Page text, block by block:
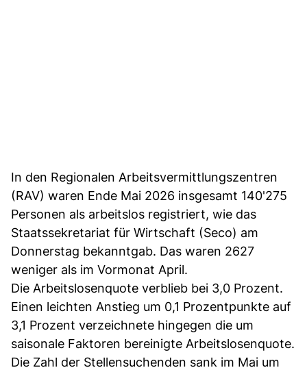
In den Regionalen Arbeitsvermittlungszentren
(RAV) waren Ende Mai 2026 insgesamt 140'275
Personen als arbeitslos registriert, wie das
Staatssekretariat für Wirtschaft (Seco) am
Donnerstag bekanntgab. Das waren 2627
weniger als im Vormonat April.
Die Arbeitslosenquote verblieb bei 3,0 Prozent.
Einen leichten Anstieg um 0,1 Prozentpunkte auf
3,1 Prozent verzeichnete hingegen die um
saisonale Faktoren bereinigte Arbeitslosenquote.
Die Zahl der Stellensuchenden sank im Mai um